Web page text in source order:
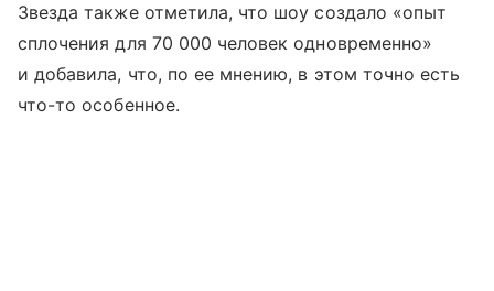
Звезда также отметила, что шоу создало «опыт
сплочения для 70 000 человек одновременно»
и добавила, что, по ее мнению, в этом точно есть
что-то особенное.